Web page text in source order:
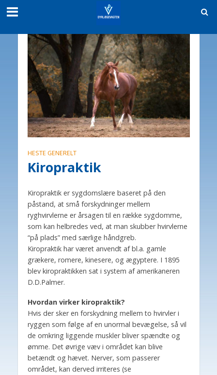
HESTE GENERELT
Kiropraktik
Kiropraktik er sygdomslære baseret på den
påstand, at små forskydninger mellem
ryghvirvlerne er årsagen til en række sygdomme,
som kan helbredes ved, at man skubber hvirvlerne
“på plads” med særlige håndgreb.
Kiropraktik har været anvendt af bl.a. gamle
grækere, romere, kinesere, og ægyptere. I 1895
blev kiropraktikken sat i system af amerikaneren
D.D.Palmer.
Hvordan virker kiropraktik?
Hvis der sker en forskydning mellem to hvirvler i
ryggen som følge af en unormal bevægelse, så vil
de omkring liggende muskler bliver spændte og
ømme. Det øvrige væv i området kan blive
betændt og hævet. Nerver, som passerer
området, kan derved irriteres (se